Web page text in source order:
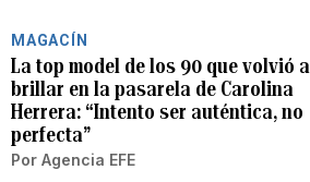
MAGACÍN
La top model de los 90 que volvió a
brillar en la pasarela de Carolina
Herrera: “Intento ser auténtica, no
perfecta”
Por Agencia EFE